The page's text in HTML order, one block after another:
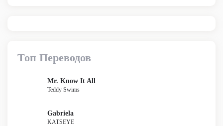
Топ Переводов
Mr. Know It All
Teddy Swims
Gabriela
KATSEYE